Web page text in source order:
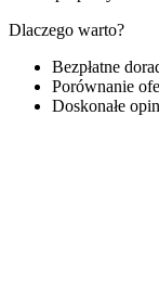
Dlaczego warto?
Bezpłatne
Porównanie
Doskonałe